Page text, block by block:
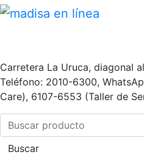
Carretera La Uruca, diagonal
Teléfono: 2010-6300,
Care), 6107-6553 (Taller de
Buscar